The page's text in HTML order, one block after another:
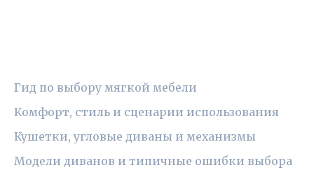
Гид по выбору мягкой мебели
Комфорт, стиль и сценарии использования
Кушетки, угловые диваны и механизмы
Модели диванов и типичные ошибки выбора